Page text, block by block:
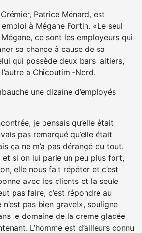
Patrice Ménard, est
à Mégane Fortin. «Le seul
Mégane, ce sont les employeurs qui
sa chance à cause de sa
qui possède deux bars laitiers,
à Chicoutimi-Nord.
une dizaine d’employés
je pensais qu’elle était
pas remarqué qu’elle était
ça ne m’a pas dérangé du tout.
et si on lui parle un peu plus fort,
elle nous fait répéter et c’est
avec les clients et la seule
pas faire, c’est répondre au
pas bien grave!», souligne
le domaine de la crème glacée
L’homme est d’ailleurs connu